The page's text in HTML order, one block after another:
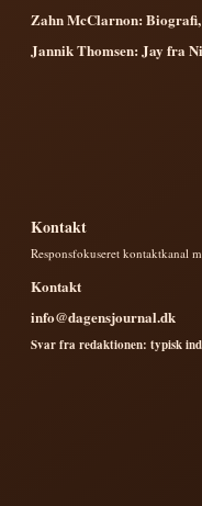
Zahn McClarnon:
Jannik Thomsen: Jay fra
Kontakt
Responsfokuseret kontaktkanal
Kontakt
info@dagensjournal.dk
Svar fra redaktionen: typisk